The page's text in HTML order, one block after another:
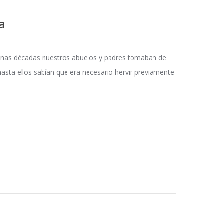
décadas nuestros abuelos y padres tomaban de
ellos sabían que era necesario hervir previamente